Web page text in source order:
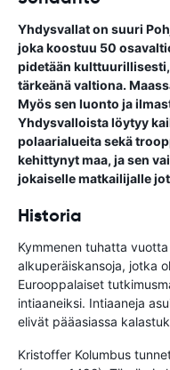
Yhdysvallat on suuri
joka koostuu 50
pidetään
tärkeänä valtiona.
Myös sen luonto ja
Yhdysvalloista löytyy
polaarialueita sekä
kehittynyt maa, ja sen
jokaiselle matkailijalle
Historia
Kymmenen tuhatta
alkuperäiskansoja, jotka
Eurooppalaiset
intiaaneiksi. Intiaaneja
elivät pääasiassa
Kristoffer Kolumbus